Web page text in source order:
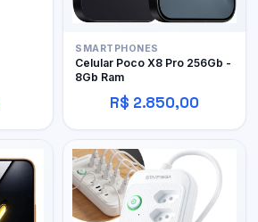
SMARTPHONES
Celular Poco X8 Pro 256Gb -
8Gb Ram
R$ 2.850,00